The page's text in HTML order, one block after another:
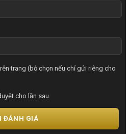
trang (bỏ chọn nếu chỉ gửi riêng cho
cho lần sau.
ĐÁNH GIÁ